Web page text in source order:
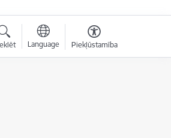
Language Piekļūstamība